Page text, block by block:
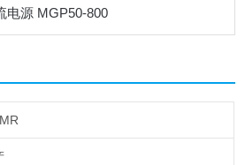
电源 MGP50-800